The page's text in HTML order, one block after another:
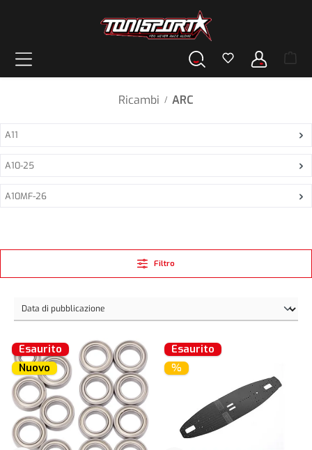
Ricambi / ARC
A11
A10-25
A10MF-26
Filtro
Esaurito
Nuovo
Esaurito
%